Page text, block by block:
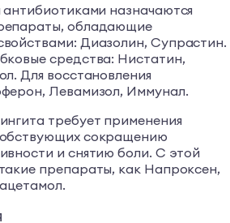
назначаются
обладающие
Диазолин, Супрастин.
средства: Нистатин,
Для восстановления
Левамизол, Иммунал.
требует применения
сокращению
и снятию боли. С этой
препараты, как Напроксен,